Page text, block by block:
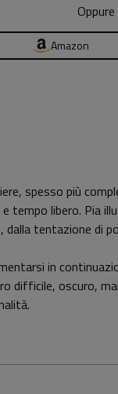
Amazon
spesso più
tempo libero. Pia
tentazione di
in
difficile, oscuro,